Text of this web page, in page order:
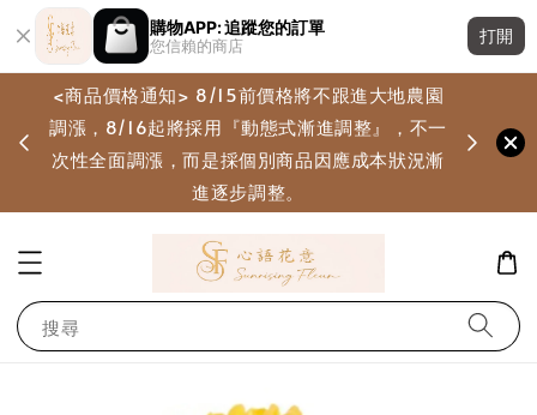
購物APP: 追蹤您的訂單
您信賴的商店
打開
<商品價格通知> 8/15前價格將不跟進大地農園
調漲，8/16起將採用『動態式漸進調整』，不一
次性全面調漲，而是採個別商品因應成本狀況漸
進逐步調整。
搜尋